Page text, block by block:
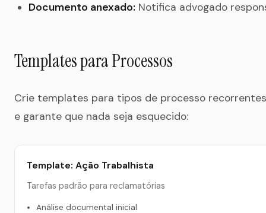
Documento anexado: Notifica advogado
Templates para Processos
Crie templates para tipos de processo
e garante que nada seja esquecido:
Template: Ação Trabalhista
Tarefas padrão para reclamatórias
Análise documental inicial